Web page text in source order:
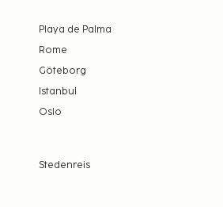
Playa de Palma
Rome
Göteborg
Istanbul
Oslo
Stedenreis